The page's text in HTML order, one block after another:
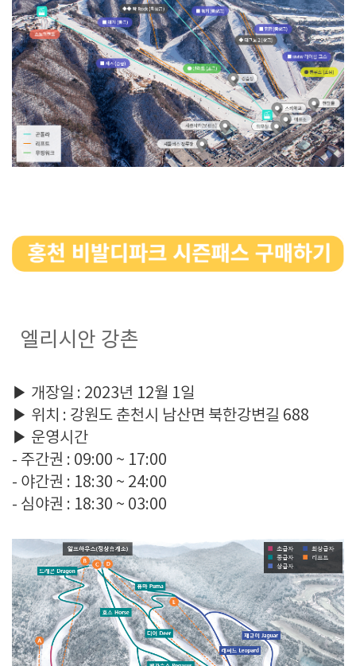
엘리시안 강촌
▶ 개장일 : 2023년 12월 1일
▶ 위치 : 강원도 춘천시 남산면 북한강변길 688
▶ 운영시간
- 주간권 : 09:00 ~ 17:00
- 야간권 : 18:30 ~ 24:00
- 심야권 : 18:30 ~ 03:00